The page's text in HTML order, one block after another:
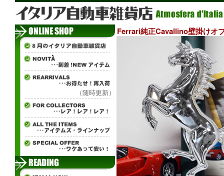
（随時更新）
Ferrari純正Cavallino壁掛けオ